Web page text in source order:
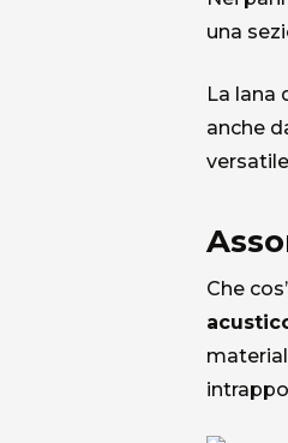
una
La lana
anche
Che